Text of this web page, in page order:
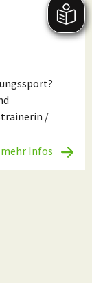
/
mehr Infos